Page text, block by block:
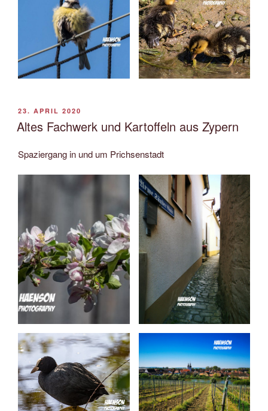
VERÖFFENTLICHT
AM
23. APRIL 2020
Altes Fachwerk und Kartoffeln aus Zypern
Spaziergang in und um Prichsenstadt